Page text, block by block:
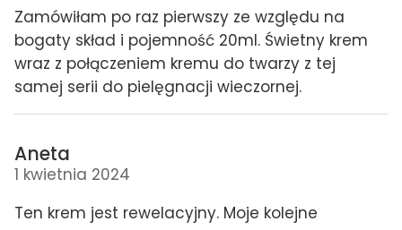
Zamówiłam po raz pierwszy ze względu na
bogaty skład i pojemność 20ml. Świetny krem
wraz z połączeniem kremu do twarzy z tej
samej serii do pielęgnacji wieczornej.
Aneta
1 kwietnia 2024
Ten krem jest rewelacyjny. Moje kolejne